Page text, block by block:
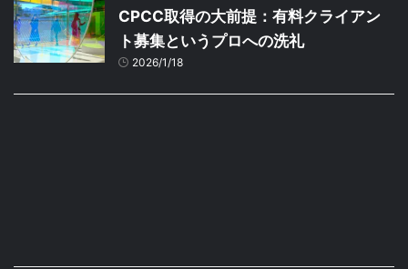
CPCC取得の大前提：有料クライアン
ト募集というプロへの洗礼
2026/1/18